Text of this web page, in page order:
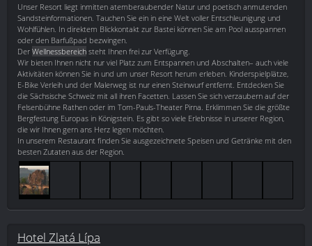
Unser Resort liegt inmitten atemberaubender Natur und poetisch anmutenden
Sandsteinformationen. Tauchen Sie ein in eine Welt voller Entschleunigung und
Wohlfühlen. In direktem Blickkontakt zur Bastei können Sie am Pool ausspannen
oder den Barfußpad bezwingen.
Der Wellnessbereich steht Ihnen frei zur Verfügung.
Wir bieten Ihnen nicht nur viel Platz zum Entspannen und Abschalten– auch viele
Aktivitäten können Sie in und um unser Resort herum erleben. Kinderspielplätze,
E-Bike Verleih und der Malerweg ist nur einen Steinwurf entfernt. Entdecken Sie
die Sächsische Schweiz mit all ihren Facetten. Lassen Sie sich verzaubern auf der
Felsenbühne Rathen oder im Tom-Pauls-Theater Pirna. Erklimmen Sie die größte
Bergfestung Europas in Königstein. Es gibt so viele Erlebnisse in unserer Region,
die wir Ihnen gern ans Herz legen möchten.
In unserem Restaurant finden Sie ausgezeichnete Speisen und Getränke mit den
besten Zutaten aus der Region.
Hotel Zlatá Lípa